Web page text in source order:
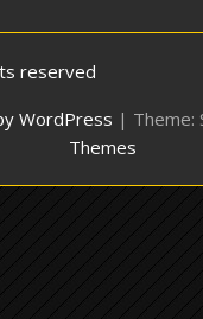
reserved
WordPress | Theme:
Themes